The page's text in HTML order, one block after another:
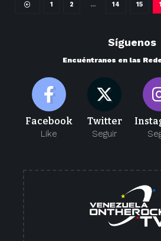
1 2 … 14 15
Síguenos
Encuéntranos en las
Facebook
Like
Twitter
Seguir